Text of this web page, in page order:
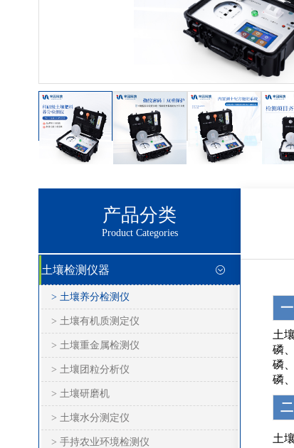
产品分类
Product Categories
土壤检测仪器
> 土壤养分检测仪
> 土壤有机质测定仪
> 土壤重金属检测仪
> 土壤团粒分析仪
> 土壤研磨机
> 土壤水分测定仪
> 手持农业环境检测仪
土
磷
磷
磷
土